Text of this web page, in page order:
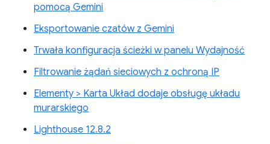
pomocą Gemini
Eksportowanie czatów z Gemini
Trwała konfiguracja ścieżki w panelu Wydajność
Filtrowanie żądań sieciowych z ochroną IP
Elementy > Karta Układ dodaje obsługę układu
murarskiego
Lighthouse 12.8.2